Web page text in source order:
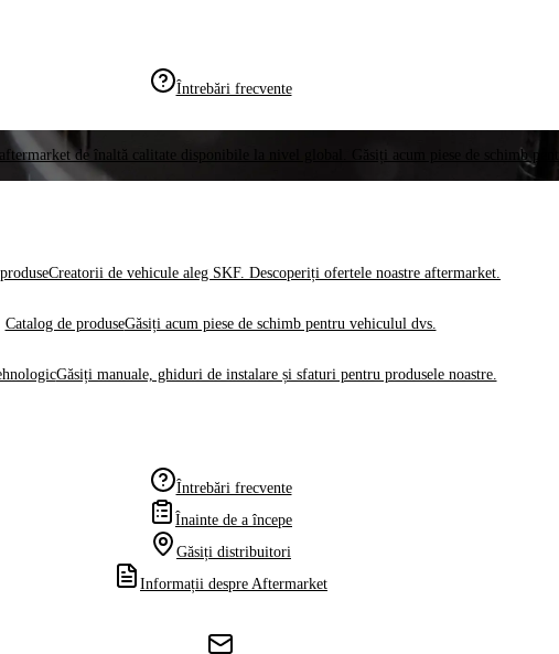
Întrebări frecvente
de înaltă calitate disponibile la nivel global. Găsiți acum piese de schimb
Creatorii de vehicule aleg SKF. Descoperiți ofertele noastre aftermarket.
Catalog de produseGăsiți acum piese de schimb pentru vehiculul dvs.
Găsiți manuale, ghiduri de instalare și sfaturi pentru produsele noastre.
Întrebări frecvente
Înainte de a începe
Găsiți distribuitori
Informații despre Aftermarket